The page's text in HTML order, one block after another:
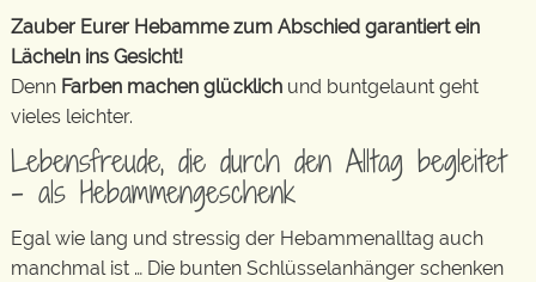
Zauber Eurer Hebamme zum Abschied garantiert ein
Lächeln ins Gesicht!
Denn Farben machen glücklich und buntgelaunt geht
vieles leichter.
Lebensfreude, die durch den Alltag begleitet
– als Hebammengeschenk
Egal wie lang und stressig der Hebammenalltag auch
manchmal ist … Die bunten Schlüsselanhänger schenken